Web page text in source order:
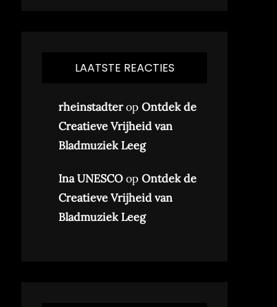
LAATSTE REACTIES
rheinstadterop Ontdek de
Creatieve Vrijheid van
Bladmuziek Leeg
Ina UNESCO op Ontdek de
Creatieve Vrijheid van
Bladmuziek Leeg